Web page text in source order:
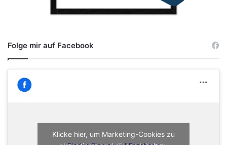
Folge mir auf Facebook
Klicke hier, um Marketing-Cookies zu